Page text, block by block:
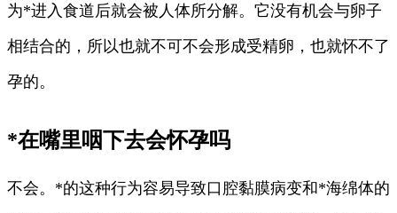
为*进入食道后就会被人体所分解。它没有机会与卵子
相结合的，所以也就不可不会形成受精卵，也就怀不了
孕的。
*在嘴里咽下去会怀孕吗
不会。*的这种行为容易导致口腔黏膜病变和*海绵体的